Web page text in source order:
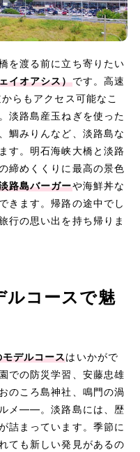
を渡る前に立ち寄りたい
イオアシス）です。高速
らもアクセス可能なこ
淡路島産玉ねぎを使った
鯛みりんなど、淡路島な
す。明石海峡大橋と淡路
締めくくりに最高の景色
路島バーガーや海鮮丼な
きます。帰路の途中でし
行の思い出を持ち帰りま
コースで魅
デルコースはいかがで
での防災学習、安藤忠雄
のころ島神社、鳴門の渦
メ——。淡路島には、歴
詰まっています。季節に
ても新しい発見があるの